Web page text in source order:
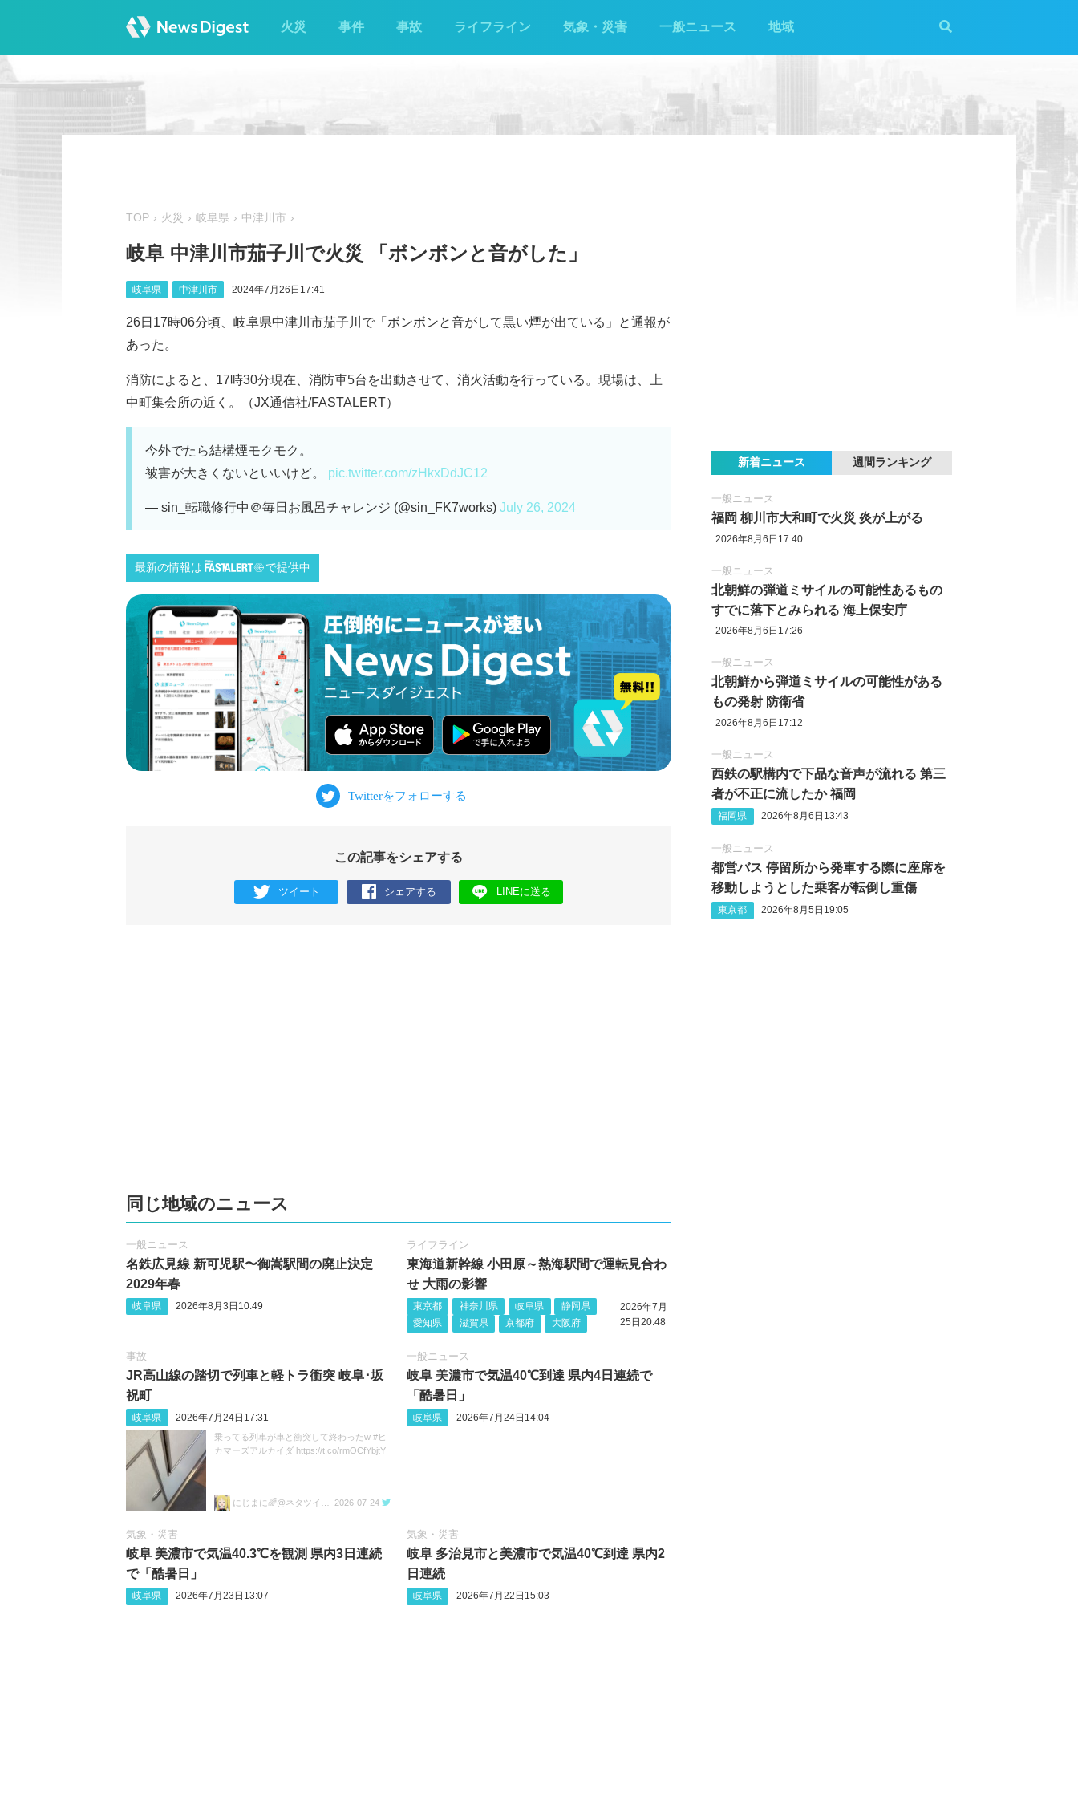
火災 事件 事故 ライフライン 気象・災害 一般ニュース 地域
TOP 火災 岐阜県 中津川市
岐阜 中津川市茄子川で火災 「ボンボンと音がした」
岐阜県 中津川市 2024年7月26日17:41
26日17時06分頃、岐阜県中津川市茄子川で「ボンボンと音がして黒い煙が出ている」と通報が
あった。
消防によると、17時30分現在、消防車5台を出動させて、消火活動を行っている。現場は、上
中町集会所の近く。（JX通信社/FASTALERT）
今外でたら結構煙モクモク。
被害が大きくないといいけど。 pic.twitter.com/zHkxDdJC12
— sin_転職修行中＠毎日お風呂チャレンジ (@sin_FK7works) July 26, 2024
最新の情報は で提供中
この記事をシェアする
ツイート シェアする LINEに送る
同じ地域のニュース
一般ニュース
名鉄広見線 新可児駅〜御嵩駅間の廃止決定
2029年春
岐阜県 2026年8月3日10:49
ライフライン
東海道新幹線 小田原～熱海駅間で運転見合わ
せ 大雨の影響
東京都 神奈川県 岐阜県
静岡県
愛知県
滋賀県 京都府 大阪府
2026年7月
25日20:48
事故
JR高山線の踏切で列車と軽トラ衝突 岐阜･坂
祝町
岐阜県 2026年7月24日17:31
乗ってる列車が車と衝突して終わったw #ヒ
カマーズアルカイダ https://t.co/rmOCfYbjtY
2026-07-24
一般ニュース
岐阜 美濃市で気温40℃到達 県内4日連続で
「酷暑日」
岐阜県 2026年7月24日14:04
気象・災害
岐阜 美濃市で気温40.3℃を観測 県内3日連続
で「酷暑日」
岐阜県 2026年7月23日13:07
気象・災害
岐阜 多治見市と美濃市で気温40℃到達 県内2
日連続
岐阜県 2026年7月22日15:03
新着ニュース 週間ランキング
一般ニュース
福岡 柳川市大和町で火災 炎が上がる
2026年8月6日17:40
一般ニュース
北朝鮮の弾道ミサイルの可能性あるもの
すでに落下とみられる 海上保安庁
2026年8月6日17:26
一般ニュース
北朝鮮から弾道ミサイルの可能性がある
もの発射 防衛省
2026年8月6日17:12
一般ニュース
西鉄の駅構内で下品な音声が流れる 第三
者が不正に流したか 福岡
福岡県 2026年8月6日13:43
一般ニュース
都営バス 停留所から発車する際に座席を
移動しようとした乗客が転倒し重傷
東京都 2026年8月5日19:05